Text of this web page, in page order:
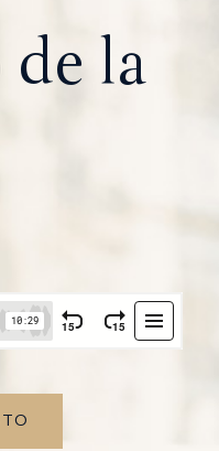
la